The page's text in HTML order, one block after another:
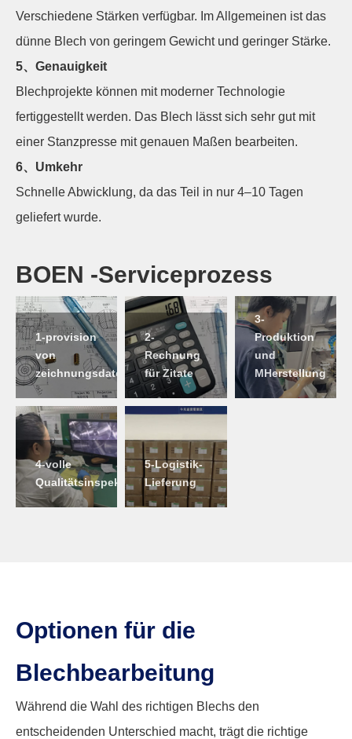
Verschiedene Stärken verfügbar. Im Allgemeinen ist das
dünne Blech von geringem Gewicht und geringer Stärke.
5、Genauigkeit
Blechprojekte können mit moderner Technologie
fertiggestellt werden. Das Blech lässt sich sehr gut mit
einer Stanzpresse mit genauen Maßen bearbeiten.
6、Umkehr
Schnelle Abwicklung, da das Teil in nur 4–10 Tagen
geliefert wurde.
BOEN -Serviceprozess
1-provision
von
zeichnungsdateien
2-
Rechnung
für Zitate
3-
Produktion
und
MHerstellung
4-volle
Qualitätsinspektion
5-Logistik-
Lieferung
Optionen für die
Blechbearbeitung
Während die Wahl des richtigen Blechs den
entscheidenden Unterschied macht, trägt die richtige